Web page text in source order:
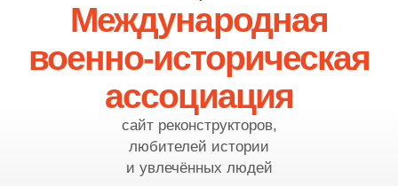
Международная
военно-историческая
ассоциация
сайт реконструкторов,
любителей истории
и увлечённых людей